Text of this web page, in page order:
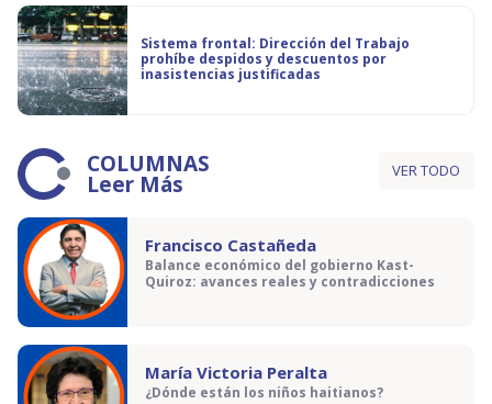
Sistema frontal: Dirección del Trabajo
prohíbe despidos y descuentos por
inasistencias justificadas
COLUMNAS
Leer Más VER TODO
Francisco Castañeda
Balance económico del gobierno Kast-
Quiroz: avances reales y contradicciones
María Victoria Peralta
¿Dónde están los niños haitianos?